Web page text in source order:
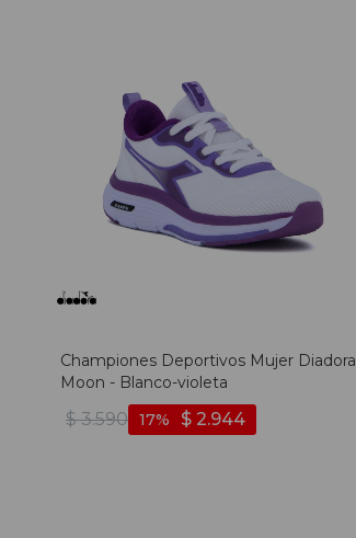
Championes Deportivos Mujer Diadora
Moon - Blanco-violeta
$ 3.590 $ 2.944
17